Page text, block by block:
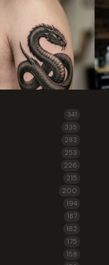
341
335
283
253
226
215
200
194
187
182
175
158